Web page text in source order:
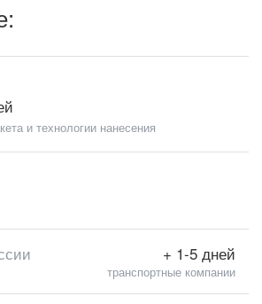
и технологии нанесения
+ 1-5 дней
транспортные компании